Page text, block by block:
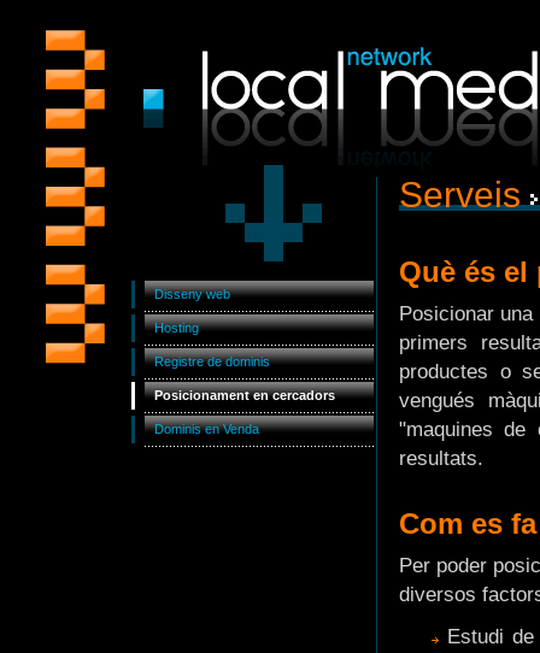
Disseny web
Hosting
Registre de dominis
Posicionament en cercadors
Dominis en Venda
Serveis
Què és
Posicionar
primers
productes o
vengués
"maquines
resultats.
Com es
Per poder
diversos
Estudi